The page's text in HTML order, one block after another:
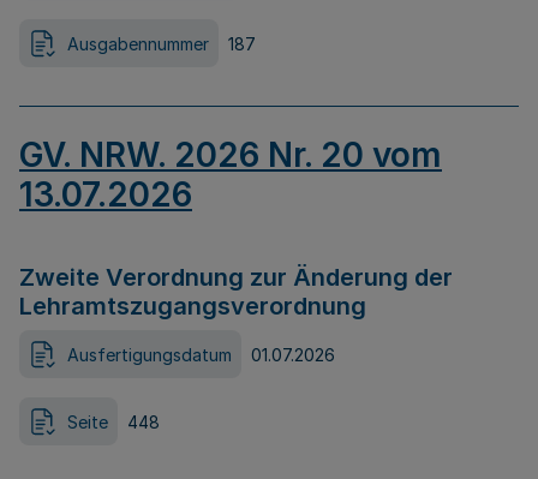
Ausgabennummer 187
GV. NRW. 2026 Nr. 20 vom
13.07.2026
Zweite Verordnung zur Änderung der
Lehramtszugangsverordnung
Ausfertigungsdatum 01.07.2026
Seite 448